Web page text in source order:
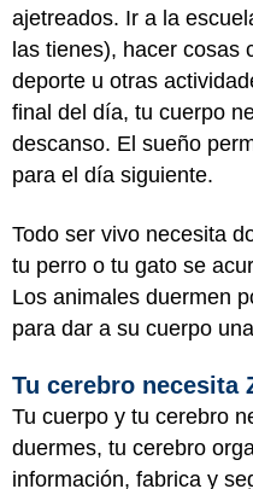
ajetreados. Ir a la
las tienes), hacer cosas
deporte u otras
final del día, tu cuerpo
descanso. El sueño
para el día siguiente.
Todo ser vivo necesita
tu perro o tu gato se
Los animales duermen
para dar a su cuerpo
Tu cerebro necesita
Tu cuerpo y tu cerebro
duermes, tu cerebro
información, fabrica y